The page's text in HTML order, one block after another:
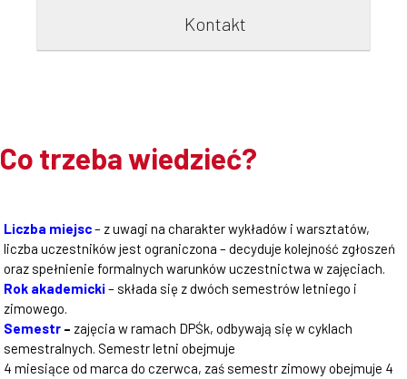
Co trzeba wiedzieć?
Liczba miejsc– z uwagi na charakter wykładów i warsztatów,
liczba uczestników jest ograniczona – decyduje kolejność zgłoszeń
oraz spełnienie formalnych warunków uczestnictwa w zajęciach.
Rok akademicki– składa się z dwóch semestrów letniego i
zimowego.
Semestr – zajęcia w ramach DPŚk, odbywają się w cyklach
semestralnych. Semestr letni obejmuje
4 miesiące od marca do czerwca, zaś semestr zimowy obejmuje 4
Kontakt